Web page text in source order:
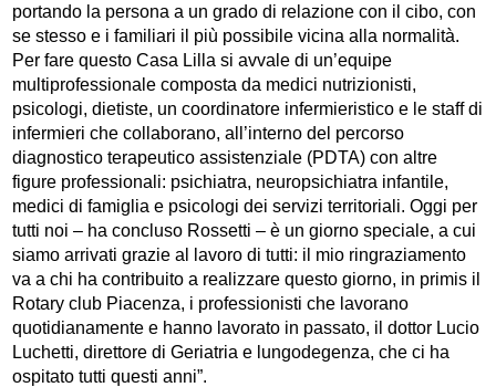
portando la persona a un grado di relazione con il cibo, con
se stesso e i familiari il più possibile vicina alla normalità.
Per fare questo Casa Lilla si avvale di un’equipe
multiprofessionale composta da medici nutrizionisti,
psicologi, dietiste, un coordinatore infermieristico e le staff di
infermieri che collaborano, all’interno del percorso
diagnostico terapeutico assistenziale (PDTA) con altre
figure professionali: psichiatra, neuropsichiatra infantile,
medici di famiglia e psicologi dei servizi territoriali. Oggi per
tutti noi – ha concluso Rossetti – è un giorno speciale, a cui
siamo arrivati grazie al lavoro di tutti: il mio ringraziamento
va a chi ha contribuito a realizzare questo giorno, in primis il
Rotary club Piacenza, i professionisti che lavorano
quotidianamente e hanno lavorato in passato, il dottor Lucio
Luchetti, direttore di Geriatria e lungodegenza, che ci ha
ospitato tutti questi anni”.